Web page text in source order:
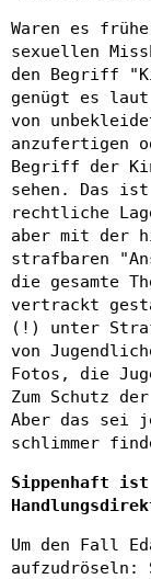
Waren es
sexuellen
den Begriff
genügt es laut
von
anzufertigen
Begriff der
sehen. Das
rechtliche
aber mit der
strafbaren
die gesamte
vertrackt
(!) unter
von
Fotos, die
Zum Schutz
Aber das sei
schlimmer
Sippenhaft
Um den Fall
aufzudröseln: